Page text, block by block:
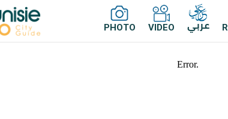
PHOTO VIDEO عربي